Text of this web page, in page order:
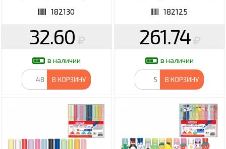
182130
32.60
в наличии
В КОРЗИНУ
182125
261.74
в наличии
В КОРЗИНУ